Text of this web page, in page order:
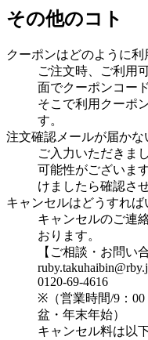
その他のコト
クーポンはどのように
ご注文時、ご利用
面でクーポンコー
そこで利用クーポ
す。
注文確認メールが届かな
ご入力いただきま
可能性がございま
けましたら確認さ
キャンセルはどうすれば
キャンセルのご連
おります。
【ご相談・お問い
0120-69-4616
※（営業時間/9：00
盆・年末年始）
キャンセル料は以